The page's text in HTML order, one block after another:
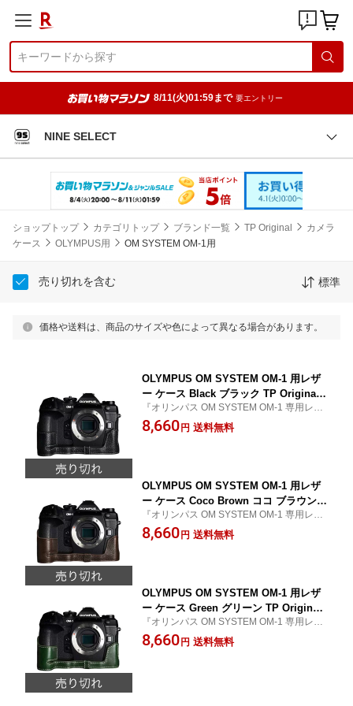
8/11(火)01:59まで 要エントリー
NINE SELECT
ショップトップ カテゴリトップ ブランド一覧 TP Original
カメラ
ケース
OLYMPUS用 OM SYSTEM OM-1用
売り切れを含む 標準
価格や送料は、商品のサイズや色によって異なる場合があります。
OLYMPUS OM SYSTEM OM-1 用レザ
ー ケース Black ブラック TP Original
カメラケース おしゃれ 本革 牛革 速写
ケース ボディーハーフケース 底面開閉
『オリンパス OM SYSTEM OM-1 専用レザ
ーカメラケース』
8,660円 送料無料
OLYMPUS OM SYSTEM OM-1 用レザ
ー ケース Coco Brown ココ ブラウン T
P Original カメラケース おしゃれ 本革
牛革 速写ケース ボディーハーフケース
『オリンパス OM SYSTEM OM-1 専用レザ
ーカメラケース』
8,660円 送料無料
OLYMPUS OM SYSTEM OM-1 用レザ
ー ケース Green グリーン TP Original
カメラケース おしゃれ 本革 牛革 速写
ケース ボディーハーフケース 底面開閉
『オリンパス OM SYSTEM OM-1 専用レザ
ーカメラケース』
8,660円 送料無料